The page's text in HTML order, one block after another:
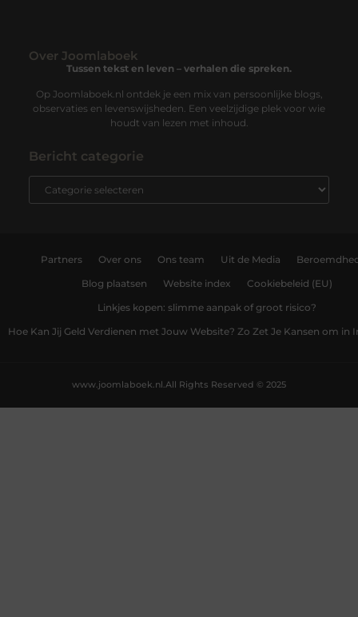
Over Joomlaboek
Tussen tekst en leven – verhalen die spreken.
Op Joomlaboek.nl ontdek je een mix van persoonlijke blogs,
observaties en levenswijsheden. Een veelzijdige plek voor wie
houdt van lezen met inhoud.
Bericht categorie
Partners Over ons Ons team Uit de Media
Blog plaatsen Website index Cookiebeleid (EU)
Linkjes kopen: slimme aanpak of groot risico?
Hoe Kan Jij Geld Verdienen met Jouw Website? Zo Zet Je Kansen om in
All Rights Reserved © 2025
www.joomlaboek.nl.